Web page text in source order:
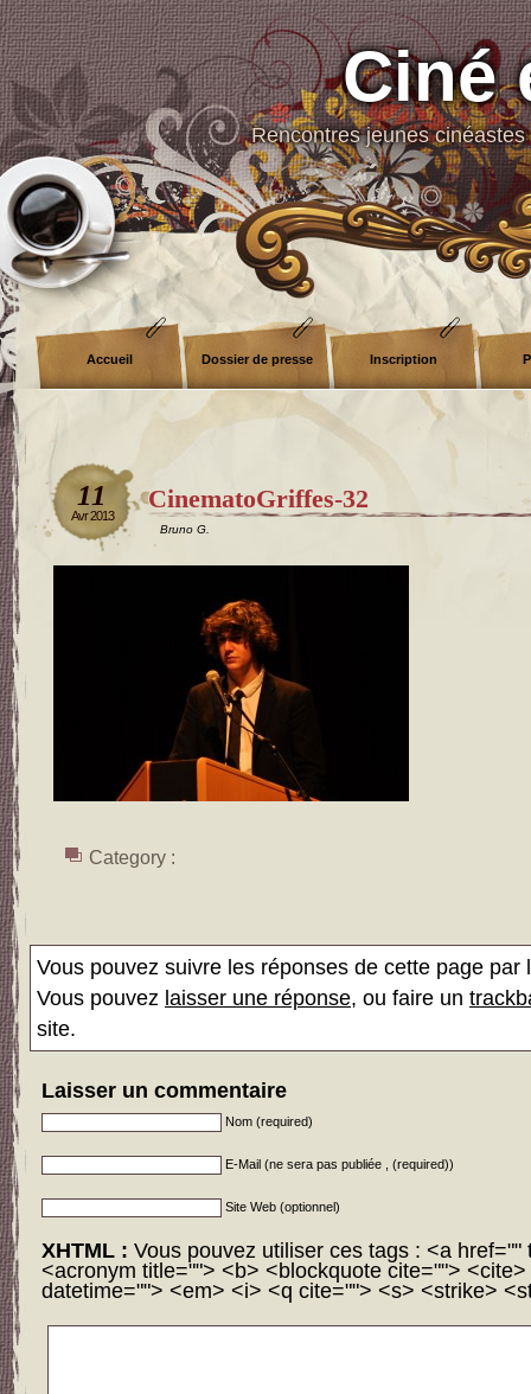
Ciné
Rencontres jeunes
Accueil Dossier de presse Inscription
11
Avr 2013
CinematoGriffes-32
Bruno G.
Category :
Vous pouvez suivre les réponses de cette page
Vous pouvez laisser une réponse, ou faire un
site.
Laisser un commentaire
Nom (required)
E-Mail (ne sera pas publiée , (required))
Site Web (optionnel)
XHTML : Vous pouvez utiliser ces tags : <a
<acronym title=""> <b> <blockquote cite="">
datetime=""> <em> <i> <q cite=""> <s> <strike>